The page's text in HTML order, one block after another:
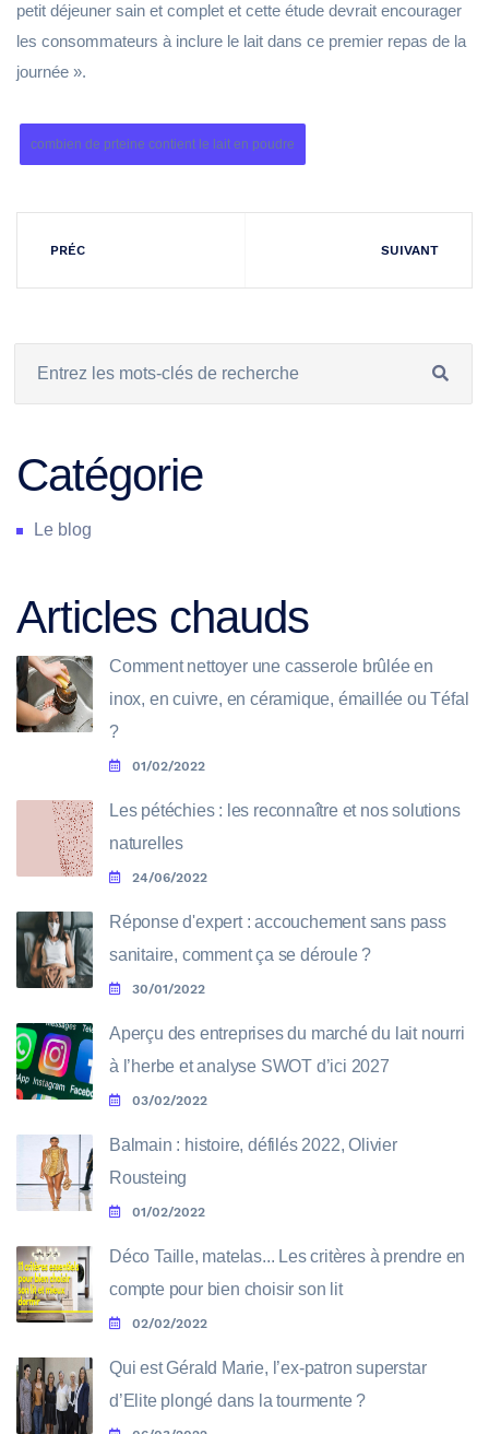
petit déjeuner sain et complet et cette étude devrait encourager
les consommateurs à inclure le lait dans ce premier repas de la
journée ».
combien de prteine contient le lait en poudre
PRÉC SUIVANT
Catégorie
Le blog
Articles chauds
Comment nettoyer une casserole brûlée en
inox, en cuivre, en céramique, émaillée ou Téfal
?
01/02/2022
Les pétéchies : les reconnaître et nos solutions
naturelles
24/06/2022
Réponse d'expert : accouchement sans pass
sanitaire, comment ça se déroule ?
30/01/2022
Aperçu des entreprises du marché du lait nourri
à l’herbe et analyse SWOT d’ici 2027
03/02/2022
Balmain : histoire, défilés 2022, Olivier
Rousteing
01/02/2022
Déco Taille, matelas... Les critères à prendre en
compte pour bien choisir son lit
02/02/2022
Qui est Gérald Marie, l’ex-patron superstar
d’Elite plongé dans la tourmente ?